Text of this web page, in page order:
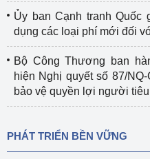
Ủy ban Cạnh tranh Quốc
dụng các loại phí mới đối
Bộ Công Thương ban
hiện Nghị quyết số 87/
bảo vệ quyền lợi người
PHÁT TRIỂN BỀN VỮNG